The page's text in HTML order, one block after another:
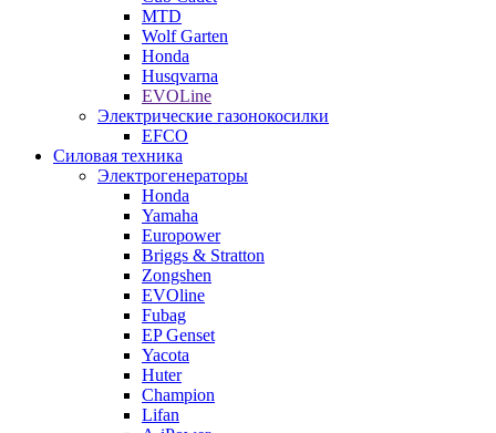
MTD
Wolf Garten
Honda
Husqvarna
EVOLine
Электрические газонокосилки
EFCO
Силовая техника
Электрогенераторы
Honda
Yamaha
Europower
Briggs & Stratton
Zongshen
EVOline
Fubag
EP Genset
Yacota
Huter
Champion
Lifan